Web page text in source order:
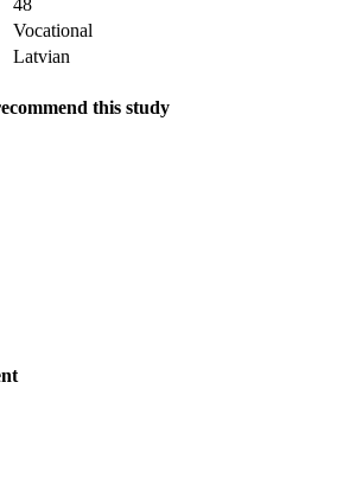
48
Vocational
Latvian
this study